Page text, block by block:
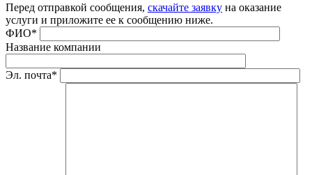
Перед отправкой сообщения, скачайте заявку на оказание
услуги и приложите ее к сообщению ниже.
ФИО*
Название компании
Эл. почта*